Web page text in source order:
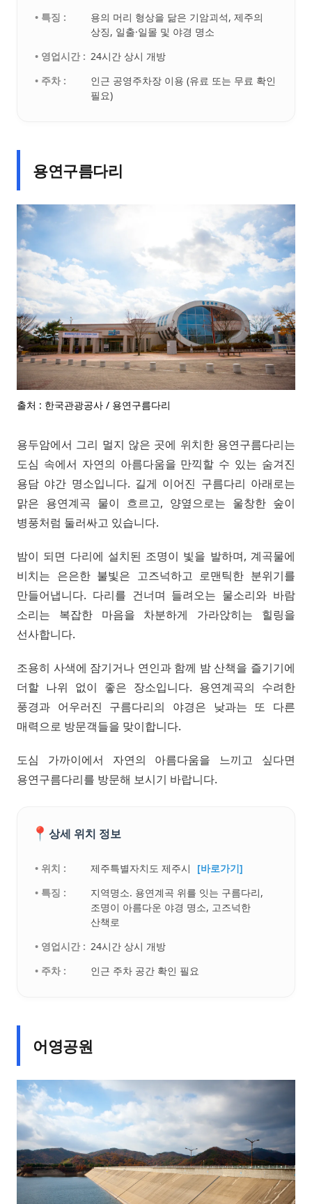
• 특징 :
용의 머리 형상을 닮은 기암괴석, 제주의
상징, 일출·일몰 및 야경 명소
• 영업시간 : 24시간 상시 개방
• 주차 :
인근 공영주차장 이용 (유료 또는 무료 확인
필요)
용연구름다리
출처 : 한국관광공사 / 용연구름다리
용두암에서 그리 멀지 않은 곳에 위치한 용연구름다리는
도심 속에서 자연의 아름다움을 만끽할 수 있는 숨겨진
용담 야간 명소입니다. 길게 이어진 구름다리 아래로는
맑은 용연계곡 물이 흐르고, 양옆으로는 울창한 숲이
병풍처럼 둘러싸고 있습니다.
밤이 되면 다리에 설치된 조명이 빛을 발하며, 계곡물에
비치는 은은한 불빛은 고즈넉하고 로맨틱한 분위기를
만들어냅니다. 다리를 건너며 들려오는 물소리와 바람
소리는 복잡한 마음을 차분하게 가라앉히는 힐링을
선사합니다.
조용히 사색에 잠기거나 연인과 함께 밤 산책을 즐기기에
더할 나위 없이 좋은 장소입니다. 용연계곡의 수려한
풍경과 어우러진 구름다리의 야경은 낮과는 또 다른
매력으로 방문객들을 맞이합니다.
도심 가까이에서 자연의 아름다움을 느끼고 싶다면
용연구름다리를 방문해 보시기 바랍니다.
📍 상세 위치 정보
• 위치 : 제주특별자치도 제주시
[바로가기]
• 특징 :
지역명소. 용연계곡 위를 잇는 구름다리,
조명이 아름다운 야경 명소, 고즈넉한
산책로
• 영업시간 : 24시간 상시 개방
• 주차 :
인근 주차 공간 확인 필요
어영공원